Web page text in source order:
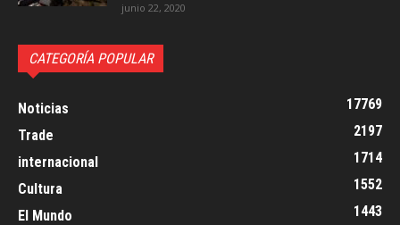
junio 22, 2020
CATEGORÍA POPULAR
Noticias
17769
Trade
2197
internacional
1714
Cultura
1552
El Mundo
1443